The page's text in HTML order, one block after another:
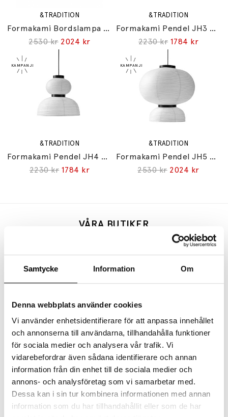
Samtycke Information Om
Denna webbplats använder cookies
Vi använder enhetsidentifierare för att anpassa innehållet
och annonserna till användarna, tillhandahålla funktioner
för sociala medier och analysera vår trafik. Vi
vidarebefordrar även sådana identifierare och annan
information från din enhet till de sociala medier och
annons- och analysföretag som vi samarbetar med.
Dessa kan i sin tur kombinera informationen med annan
information som du har tillhandahållit eller som de har
&TRADITION
Formakami Bordslampa JH18 Ivory White
2530 kr 2024 kr
&TRADITION
Formakami Pendel JH3 Ø46cm Ivory White
2230 kr 1784 kr
&TRADITION
Formakami Pendel JH4 Ø50cm Ivory White
2230 kr 1784 kr
&TRADITION
Formakami Pendel JH5 Ø70cm Ivory White
2530 kr 2024 kr
VÅRA BUTIKER
352 30 Växjö
Lör: 10-14
Sön: Stängt
Hitta hit
Årets alla öppettider
Integritetspolicy